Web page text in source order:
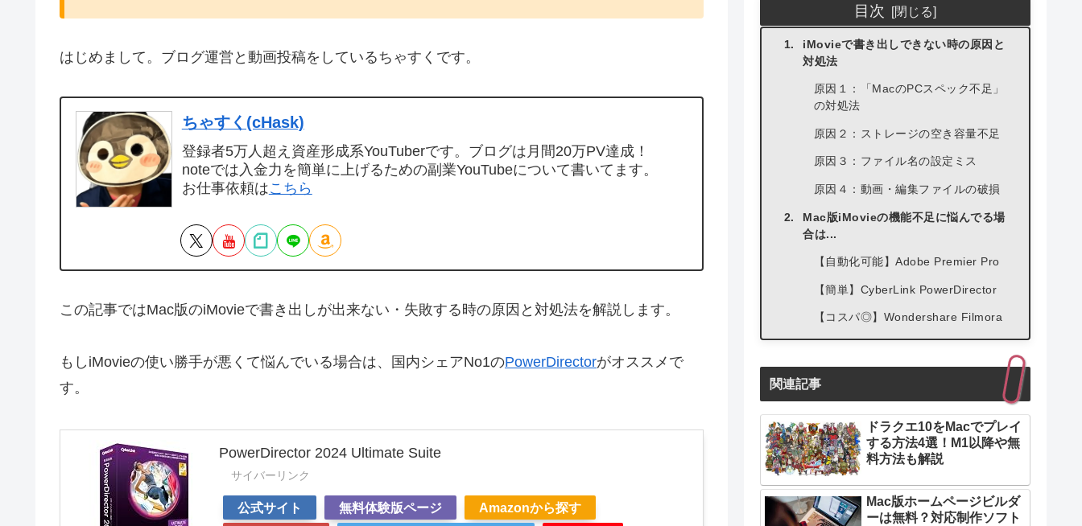
はじめまして。ブログ運営と動画投稿をしているちゃすくです。
ちゃすく(cHask)
登録者5万人超え資産形成系YouTuberです。ブログは月間20万PV達成！
noteでは入金力を簡単に上げるための副業YouTubeについて書いてます。
お仕事依頼はこちら
この記事ではMac版のiMovieで書き出しが出来ない・失敗する時の原因と対処法を解説します。
もしiMovieの使い勝手が悪くて悩んでいる場合は、国内シェアNo1のPowerDirectorがオススメで
す。
PowerDirector 2024 Ultimate Suite
サイバーリンク
公式サイト 無料体験版ページ
Amazonから探す
目次
iMovieで書き出しできない時の原因と
対処法
原因１：「MacのPCスペック不足」
の対処法
原因２：ストレージの空き容量不足
原因３：ファイル名の設定ミス
原因４：動画・編集ファイルの破損
Mac版iMovieの機能不足に悩んでる場
合は...
【自動化可能】Adobe Premier Pro
【簡単】CyberLink PowerDirector
【コスパ◎】Wondershare Filmora
関連記事
ドラクエ10をMacでプレイ
する方法4選！M1以降や無
料方法も解説
Mac版ホームページビルダ
ーは無料？対応制作ソフト